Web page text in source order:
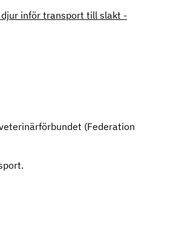
djur inför transport till slakt -
(Federation